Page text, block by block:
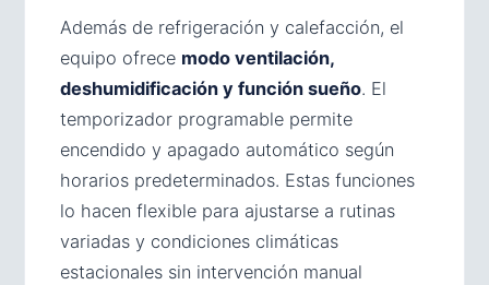
Además de refrigeración y calefacción, el
equipo ofrece modo ventilación,
deshumidificación y función sueño. El
temporizador programable permite
encendido y apagado automático según
horarios predeterminados. Estas funciones
lo hacen flexible para ajustarse a rutinas
variadas y condiciones climáticas
estacionales sin intervención manual